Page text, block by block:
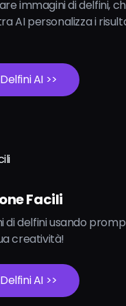
immagini di delfini,
AI personalizza i
AI >>
Facili
delfini usando
creatività!
AI >>